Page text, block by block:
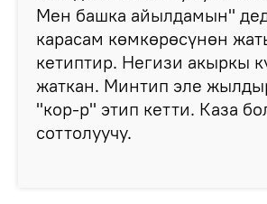
Мен башка айылдамын"
карасам көмкөрөсүнөн
кетиптир. Негизи акыркы
жаткан. Минтип эле
"кор-р" этип кетти. Каза
соттолуучу.